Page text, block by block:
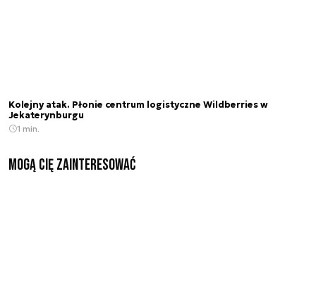
Kolejny atak. Płonie centrum logistyczne Wildberries w
Jekaterynburgu
1 min.
Mogą Cię zainteresować